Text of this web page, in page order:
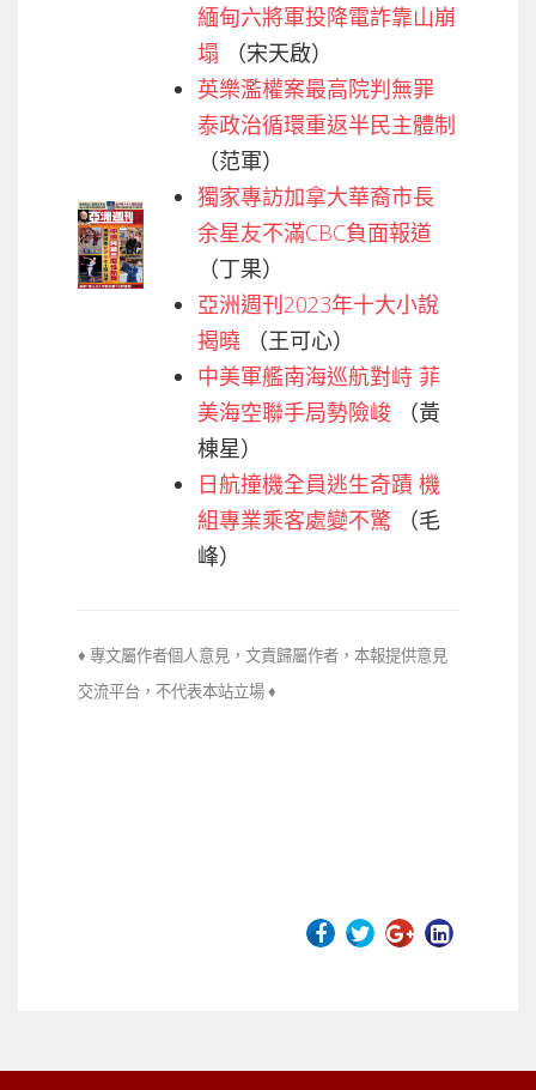
緬甸六將軍投降電詐靠山崩
塌 （宋天啟）
英樂濫權案最高院判無罪
泰政治循環重返半民主體制
（范軍）
獨家專訪加拿大華裔市長
余星友不滿CBC負面報道
（丁果）
亞洲週刊2023年十大小說
揭曉 （王可心）
中美軍艦南海巡航對峙 菲
美海空聯手局勢險峻 （黃
棟星）
日航撞機全員逃生奇蹟 機
組專業乘客處變不驚 （毛
峰）
♦ 專文屬作者個人意見，文責歸屬作者，本報提供意見
交流平台，不代表本站立場 ♦